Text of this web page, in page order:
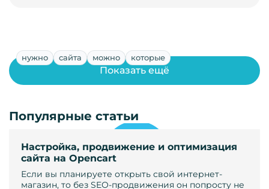
нужно сайта можно которые
Настройка, продвижение и оптимизация
сайта на Opencart
Если вы планируете открыть свой интернет-
магазин, то без SEO-продвижения он попросту не
Показать ещё
Популярные статьи